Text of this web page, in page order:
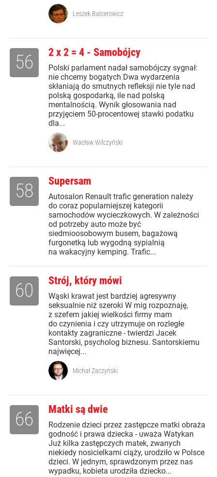
Leszek Balcerowicz
2 x 2 = 4 - Samobójcy
Polski parlament nadał samobójczy sygnał:
nie chcemy bogatych Dwa wydarzenia
skłaniają do smutnych refleksji nie tyle nad
polską gospodarką, ile nad polską
mentalnością. Wynik głosowania nad
przyjęciem 50-procentowej stawki podatku
dla...
56
Wacław Wilczyński
Supersam
Autosalon Renault trafic generation należy
do coraz popularniejszej kategorii
samochodów wycieczkowych. W zależności
od potrzeby auto może być
siedmioosobowym busem, bagażową
furgonetką lub wygodną sypialnią
na wakacyjny kemping. Trafic...
58
Strój, który mówi
Wąski krawat jest bardziej agresywny
seksualnie niż szeroki W mig rozpoznaję,
z szefem jakiej wielkości firmy mam
do czynienia i czy utrzymuje on rozległe
kontakty zagraniczne - twierdzi Jacek
Santorski, psycholog biznesu. Santorskiemu
najwięcej...
60
Michał Zaczyński
Matki są dwie
Rodzenie dzieci przez zastępcze matki obraża
godność i prawa dziecka - uważa Watykan
Już kilka zastępczych matek, zwanych
niekiedy nosicielkami ciąży, urodziło w Polsce
dzieci. W jednym, sprawdzonym przez nas
wypadku, kobieta urodziła dziecko...
66